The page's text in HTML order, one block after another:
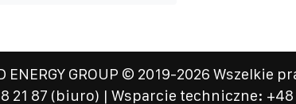
ENERGY GROUP © 2019-2026 Wszelkie
21 87 (biuro) | Wsparcie techniczne: +48